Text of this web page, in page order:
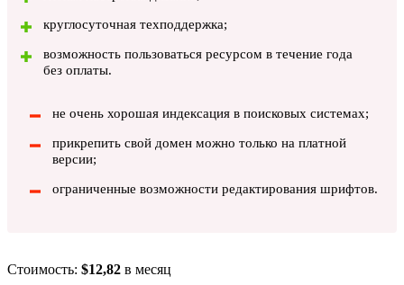
круглосуточная техподдержка;
возможность пользоваться ресурсом в течение года
без оплаты.
не очень хорошая индексация в поисковых системах;
прикрепить свой домен можно только на платной
версии;
ограниченные возможности редактирования шрифтов.
Стоимость: $12,82 в месяц